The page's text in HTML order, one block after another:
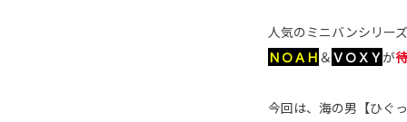
人気のミニバンシリー
ＮＯＡＨ ＆ ＶＯＸＹが
今回は、海の男【ひぐ